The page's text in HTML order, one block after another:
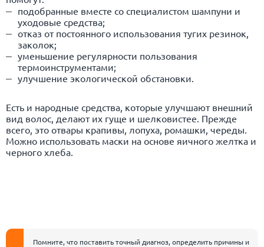
подобранные вместе со специалистом шампуни и
уходовые средства;
отказ от постоянного использования тугих резинок,
заколок;
уменьшение регулярности пользования
термоинструментами;
улучшение экологической обстановки.
Есть и народные средства, которые улучшают внешний
вид волос, делают их гуще и шелковистее. Прежде
всего, это отвары крапивы, лопуха, ромашки, череды.
Можно использовать маски на основе яичного желтка и
черного хлеба.
Помните, что поставить точный диагноз, определить причины и